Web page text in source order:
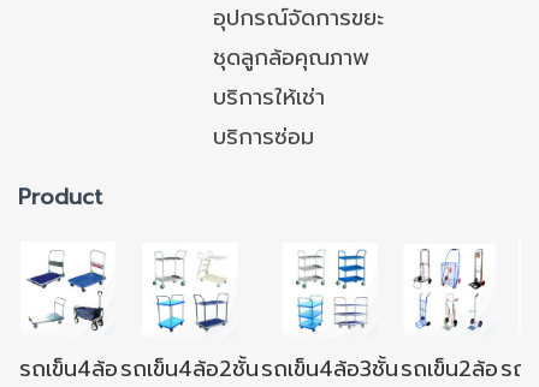
อุปกรณ์จัดการขยะ
ชุดลูกล้อคุณภาพ
บริการให้เช่า
บริการซ่อม
Product
รถเข็น4ล้อรถเข็น4ล้อ2ชั้นรถเข็น4ล้อ3ชั้นรถเข็น2ล้อรถ